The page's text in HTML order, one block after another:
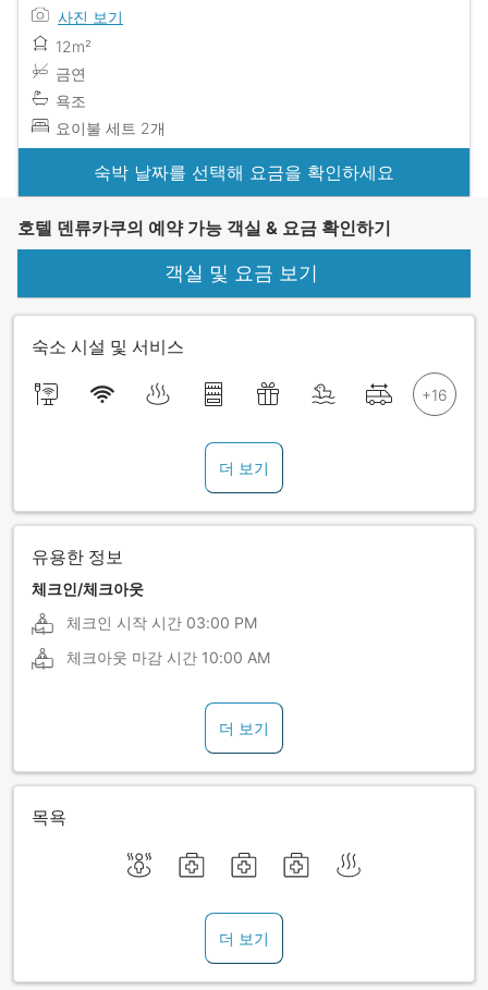
사진 보기
12m²
금연
욕조
요이불 세트 2개
숙박 날짜를 선택해 요금을 확인하세요
호텔 덴류카쿠의 예약 가능 객실 & 요금 확인하기
객실 및 요금 보기
숙소 시설 및 서비스
더 보기
유용한 정보
체크인/체크아웃
체크인 시작 시간 03:00 PM
체크아웃 마감 시간 10:00 AM
더 보기
목욕
더 보기